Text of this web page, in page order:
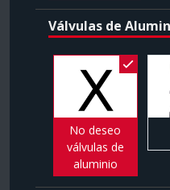
Válvulas de
No deseo
válvulas de
aluminio